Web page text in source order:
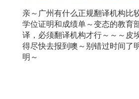
亲～广州有什么正规翻译机构比
学位证明和成绩单～变态的教育
译，必须翻译机构才行～～～皮
得尽快去报到噢～别错过时间了
明～ ​​​​